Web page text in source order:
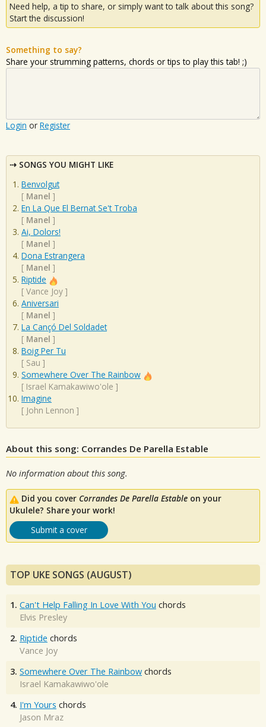
Need help, a tip to share, or simply want to talk about this song?
Start the discussion!
Something to say?
Share your strumming patterns, chords or tips to play this tab! ;)
Login or Register
SONGS YOU MIGHT LIKE
Benvolgut
[ Manel ]
En La Que El Bernat Se't Troba
[ Manel ]
Ai, Dolors!
[ Manel ]
Dona Estrangera
[ Manel ]
Riptide
[ Vance Joy ]
Aniversari
[ Manel ]
La Cançó Del Soldadet
[ Manel ]
Boig Per Tu
[ Sau ]
Somewhere Over The Rainbow
[ Israel Kamakawiwo'ole ]
Imagine
[ John Lennon ]
About this song: Corrandes De Parella Estable
No information about this song.
Did you cover Corrandes De Parella Estable on your
Ukulele? Share your work!
Submit a cover
TOP UKE SONGS (AUGUST)
1. Can't Help Falling In Love With You chords
Elvis Presley
2. Riptide chords
Vance Joy
3. Somewhere Over The Rainbow chords
Israel Kamakawiwo'ole
4. I'm Yours chords
Jason Mraz